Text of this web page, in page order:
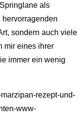
als
hervorragenden
sondern auch viele
mir eines ihrer
immer ein wenig